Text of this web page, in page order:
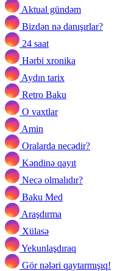
Aktual gündəm
Bizdən nə danışırlar?
24 saat
Hərbi xronika
Aydın tarix
Retro Baku
O vaxtlar
Amin
Oralarda necədir?
Kəndinə qayıt
Necə olmalıdır?
Baku Med
Araşdırma
Xülasə
Yekunlaşdıraq
Gör nələri qaytarmışıq!